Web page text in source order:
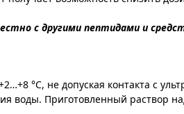
с другими пептидами и
°C, не допуская контакта с
воды. Приготовленный раствор